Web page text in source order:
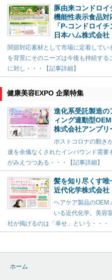
豚由来コンドロイ
機能性表示食品対
「P-コンドロイチ
日本ハム株式会社
関節対応素材として市場に定着して
を背景にそのニーズは今後も持続す
に対し・・・【記事詳細】
健康美容EXPO 企業特集
進化系受託製造の
ィング連動型OEM
株式会社アンプリ
ポストコロナの動き
速を余儀なくされたインバウンド需要
がみえつつある・・・【記事詳細】
髪を知り尽くす
近代化学株式会社
ヘアケア製品のOEM
いる近代化学。美容
社が掲げるのは「幸せ」という・・・
ホーム